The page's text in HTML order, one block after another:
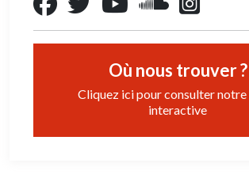
Où nous trouver ?
Cliquez ici pour consulter
interactive